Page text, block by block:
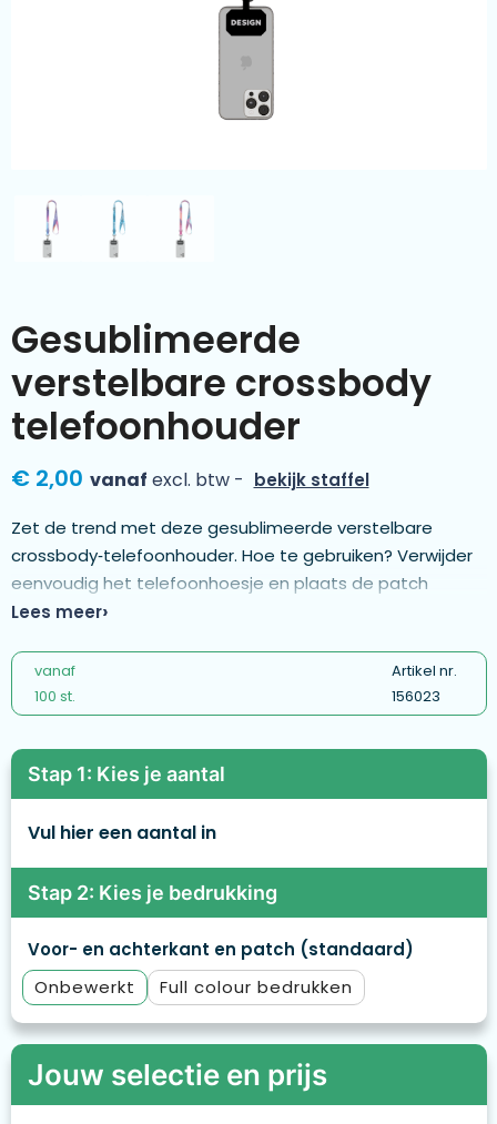
Duurzamere geschenken
Meer categorieën
Wijn
Gesublimeerde
verstelbare crossbody
telefoonhouder
€ 2,00 vanaf excl. btw - bekijk staffel
Zet de trend met deze gesublimeerde verstelbare
crossbody‑telefoonhouder. Hoe te gebruiken? Verwijder
eenvoudig het telefoonhoesje en plaats de patch
tussen de telefoon en het hoesje. Compatibel met de
Band: 2,5 × 160 cm; dikte 1,0 mm. Polyester patch: 5,8 × 3,8
cm + ophanglus 0,9 × 1,3 cm. - ML1083
Lees meer
vanaf
100 st.
Artikel nr.
156023
Stap 1: Kies je aantal
Vul hier een aantal in
Stap 2: Kies je bedrukking
Voor- en achterkant en patch (standaard)
Onbewerkt
Full colour
Jouw selectie en prijs